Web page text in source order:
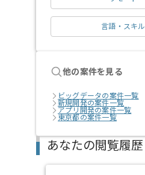
言語・スキル
他の案件を見る
ビッグデータの案件一覧
新規開発の案件一覧
アプリ開発の案件一覧
東京都の案件一覧
あなたの閲覧履歴